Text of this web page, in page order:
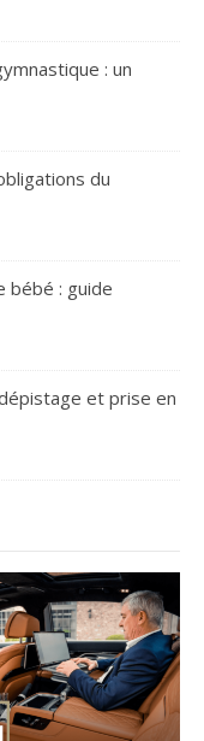
: un
du
bébé : guide
et prise en